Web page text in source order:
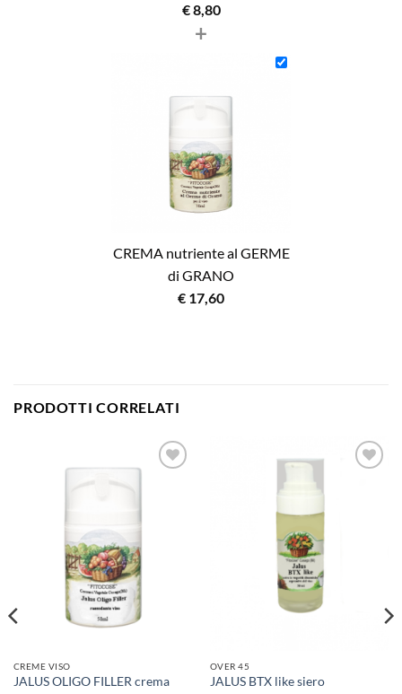
€8,80
+
CREMA nutriente al GERME
di GRANO
€ 17,60
PRODOTTI CORRELATI
CREME VISO
JALUS OLIGO FILLER crema
OVER 45
JALUS BTX like siero